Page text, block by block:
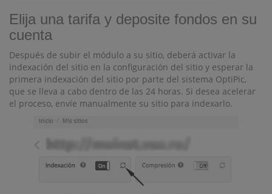
Elija una tarifa y deposite fondos en su
cuenta
Después de subir el módulo a su sitio, deberá activar la
indexación del sitio en la configuración del sitio y esperar la
primera indexación del sitio por parte del sistema OptiPic,
que se lleva a cabo dentro de las 24 horas. Si desea acelerar
el proceso, envíe manualmente su sitio para indexarlo.